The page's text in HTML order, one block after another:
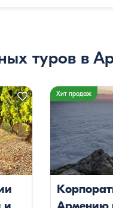
туров в
Хит продаж